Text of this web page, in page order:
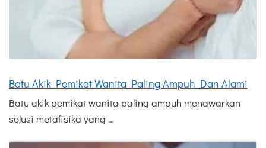
Batu Akik Pemikat Wanita Paling Ampuh Dan Alami
Batu akik pemikat wanita paling ampuh menawarkan
solusi metafisika yang …